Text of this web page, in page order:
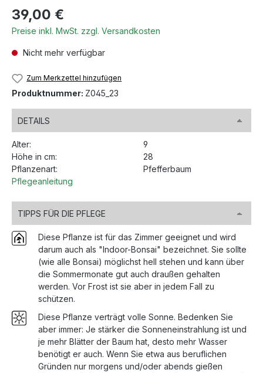
Regulärer Preis:
39,00 €
Preise inkl. MwSt. zzgl. Versandkosten
Nicht mehr verfügbar
Zum Merkzettel hinzufügen
Produktnummer: Z045_23
DETAILS
Alter:
9
Höhe in cm:
28
Pflanzenart:
Pfefferbaum
Pflegeanleitung
TIPPS FÜR DIE PFLEGE
Diese Pflanze ist für das Zimmer geeignet und wird
darum auch als "Indoor-Bonsai" bezeichnet. Sie sollte
(wie alle Bonsai) möglichst hell stehen und kann über
die Sommermonate gut auch draußen gehalten
werden. Vor Frost ist sie aber in jedem Fall zu
schützen.
Diese Pflanze verträgt volle Sonne. Bedenken Sie
aber immer: Je stärker die Sonneneinstrahlung ist und
je mehr Blätter der Baum hat, desto mehr Wasser
benötigt er auch. Wenn Sie etwa aus beruflichen
Gründen nur morgens und/oder abends gießen